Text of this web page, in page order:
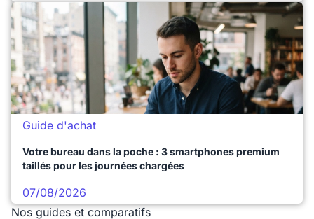
Guide d'achat
Votre bureau dans la poche : 3 smartphones premium
taillés pour les journées chargées
07/08/2026
Nos guides et comparatifs